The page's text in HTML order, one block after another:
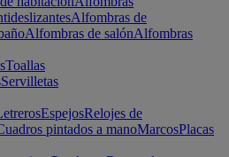
Alfombras de
Alfombras de salónAlfombras
Toallas
Servilletas
EspejosRelojes de
pintados a manoMarcosPlacas